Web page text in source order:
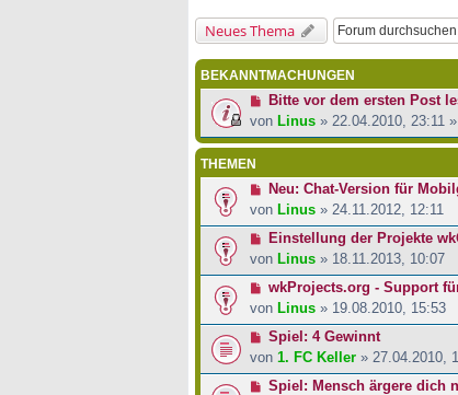
Neues Thema
BEKANNTMACHUNGEN
Bitte vor dem ersten Post
von Linus » 22.04.2010, 23:11
THEMEN
Neu: Chat-Version für
von Linus » 24.11.2012, 12:11
Einstellung der Projekte
von Linus » 18.11.2013, 10:07
wkProjects.org - Support
von Linus » 19.08.2010, 15:53
Spiel: 4 Gewinnt
von 1. FC Keller » 27.04.2010,
Spiel: Mensch ärgere dich